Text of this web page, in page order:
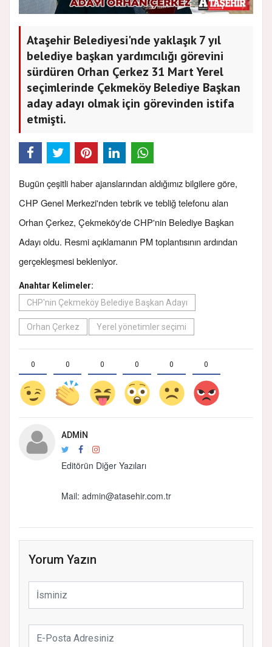
Ataşehir Belediyesi'nde yaklaşık 7 yıl
belediye başkan yardımcılığı görevini
sürdüren Orhan Çerkez 31 Mart Yerel
seçimlerinde Çekmeköy Belediye Başkan
aday adayı olmak için görevinden istifa
etmişti.
Bugün çeşitli haber ajanslarından aldığımız bilgilere göre,
CHP Genel Merkezi'nden tebrik ve tebliğ telefonu alan
Orhan Çerkez, Çekmeköy'de CHP'nin Belediye Başkan
Adayı oldu. Resmi açıklamanın PM toplantısının ardından
gerçekleşmesi bekleniyor.
Anahtar Kelimeler:
CHP'nin Çekmeköy Belediye Başkan Adayı
Orhan Çerkez Yerel yönetimler seçimi
0 0 0 0 0 0
ADMIN
Editörün Diğer Yazıları
Mail: admin@atasehir.com.tr
Yorum Yazın